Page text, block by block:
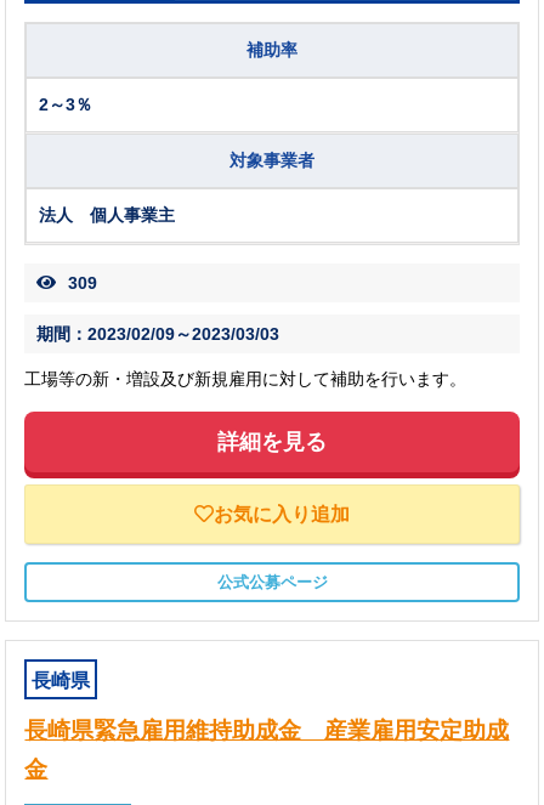
補助率
2～3％
対象事業者
法人 個人事業主
309
期間：2023/02/09～2023/03/03
工場等の新・増設及び新規雇用に対して補助を行います。
詳細を見る
お気に入り追加
公式公募ページ
長崎県
長崎県緊急雇用維持助成金 産業雇用安定助成
金